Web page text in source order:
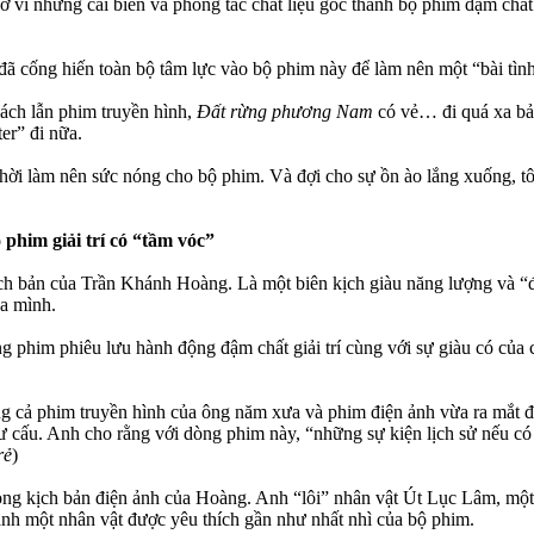
cống hiến toàn bộ tâm lực vào bộ phim này để làm nên một “bài
lẫn phim truyền hình, Đất rừng phương Nam có vẻ… đi quá xa
đi nữa.
làm nên sức nóng cho bộ phim. Và đợi cho sự ồn ào lắng
giải trí có “tầm vóc”
bản của Trần Khánh Hoàng. Là một biên kịch giàu năng lượng và
mình.
phiêu lưu hành động đậm chất giải trí cùng với sự giàu có
phim truyền hình của ông năm xưa và phim điện ảnh vừa ra
Anh cho rằng với dòng phim này, “những sự kiện lịch sử nếu
)
kịch bản điện ảnh của Hoàng. Anh “lôi” nhân vật Út Lục Lâm,
một nhân vật được yêu thích gần như nhất nhì của bộ phim.